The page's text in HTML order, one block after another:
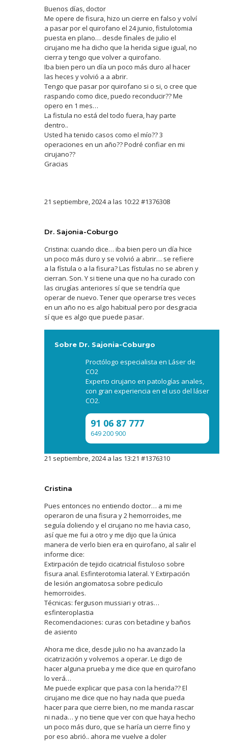
Buenos días, doctor
Me opere de fisura, hizo un cierre en falso y volví
a pasar por el quirofano el 24 junio, fistulotomia
puesta en plano… desde finales de julio el
cirujano me ha dicho que la herida sigue igual, no
cierra y tengo que volver a quirofano.
Iba bien pero un día un poco más duro al hacer
las heces y volvió a a abrir.
Tengo que pasar por quirofano si o si, o cree que
raspando como dice, puedo reconducir?? Me
opero en 1 mes…
La fistula no está del todo fuera, hay parte
dentro..
Usted ha tenido casos como el mío?? 3
operaciones en un año?? Podré confiar en mi
cirujano??
Gracias
21 septiembre, 2024 a las 10:22#1376308
Dr. Sajonia-Coburgo
Cristina: cuando dice… iba bien pero un día hice
un poco más duro y se volvió a abrir… se refiere
a la fístula o a la fisura? Las fístulas no se abren y
cierran. Son. Y si tiene una que no ha curado con
las cirugías anteriores sí que se tendría que
operar de nuevo. Tener que operarse tres veces
en un año no es algo habitual pero por desgracia
sí que es algo que puede pasar.
Sobre Dr. Sajonia-Coburgo
Proctólogo especialista en Láser de
CO2
Experto cirujano en patologías anales,
con gran experiencia en el uso del láser
CO2.
91 06 87 777
649 200 900
21 septiembre, 2024 a las 13:21 #1376310
Cristina
Pues entonces no entiendo doctor… a mi me
operaron de una fisura y 2 hemorroides, me
seguía doliendo y el cirujano no me havia caso,
así que me fui a otro y me dijo que la única
manera de verlo bien era en quirofano, al salir el
informe dice:
Extirpación de tejido cicatricial fistuloso sobre
fisura anal. Esfinterotomia lateral. Y Extirpación
de lesión angiomatosa sobre pediculo
hemorroides.
Técnicas: ferguson mussiari y otras…
esfinteroplastia
Recomendaciones: curas con betadine y baños
de asiento
Ahora me dice, desde julio no ha avanzado la
cicatrización y volvemos a operar. Le digo de
hacer alguna prueba y me dice que en quirofano
lo verá…
Me puede explicar que pasa con la herida?? El
cirujano me dice que no hay nada que pueda
hacer para que cierre bien, no me manda rascar
ni nada… y no tiene que ver con que haya hecho
un poco más duro, que se haría un cierre fino y
por eso abrió.. ahora me vuelve a doler